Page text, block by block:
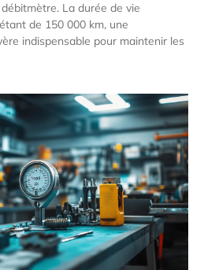
La durée de vie
de 150 000 km, une
indispensable pour maintenir les